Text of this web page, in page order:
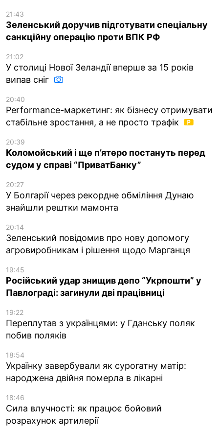
21:43
Зеленський доручив підготувати спеціальну
санкційну операцію проти ВПК РФ
21:02
У столиці Нової Зеландії вперше за 15 років
випав сніг
20:40
Performance-маркетинг: як бізнесу отримувати
стабільне зростання, а не просто трафік
20:39
Коломойський і ще п’ятеро постануть перед
судом у справі “ПриватБанку”
20:27
У Болгарії через рекордне обміління Дунаю
знайшли рештки мамонта
20:14
Зеленський повідомив про нову допомогу
агровиробникам і рішення щодо Марганця
19:45
Російський удар знищив депо “Укрпошти” у
Павлограді: загинули дві працівниці
19:22
Переплутав з українцями: у Гданську поляк
побив поляків
18:54
Українку завербували як сурогатну матір:
народжена двійня померла в лікарні
18:46
Сила влучності: як працює бойовий
розрахунок артилерії